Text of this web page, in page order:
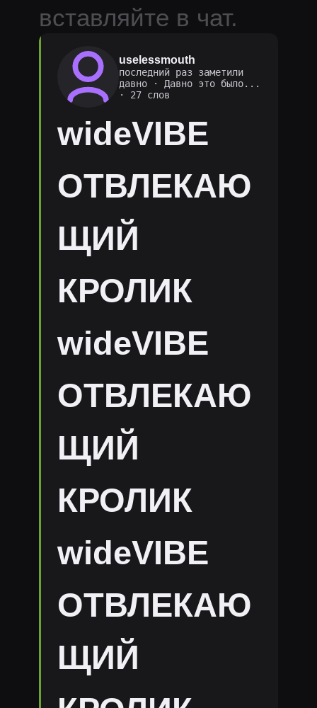
вставляйте в чат.
uselessmouth
последний раз заметили
давно·
Давно это было...
· 27 слов
wideVIBE
ОТВЛЕКАЮ
ЩИЙ
КРОЛИК
wideVIBE
ОТВЛЕКАЮ
ЩИЙ
КРОЛИК
wideVIBE
ОТВЛЕКАЮ
ЩИЙ